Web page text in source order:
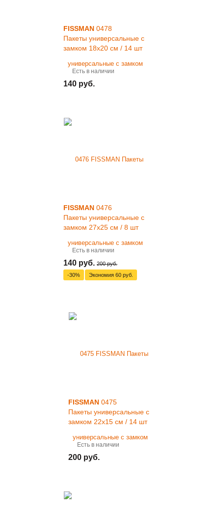
FISSMAN 0478
Пакеты универсальные с
замком 18x20 см / 14 шт
Есть в наличии
140 руб.
FISSMAN 0476
Пакеты универсальные с
замком 27x25 см / 8 шт
Есть в наличии
140 руб. 200 руб.
-30%
Экономия 60 руб.
FISSMAN 0475
Пакеты универсальные с
замком 22x15 см / 14 шт
Есть в наличии
200 руб.